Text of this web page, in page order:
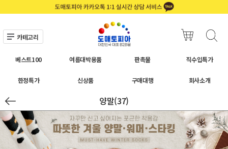
카테고리
베스트100 여름대박용품 판촉물 직수입특가
한정특가 신상품 구매대행 회사소개
양말(37)